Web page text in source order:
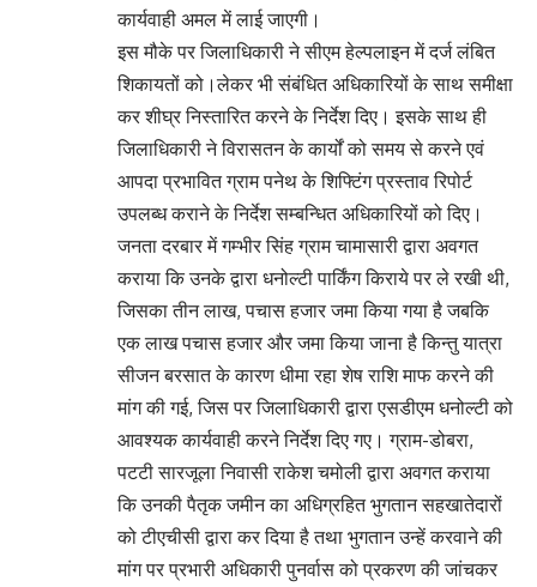
कार्यवाही अमल में लाई जाएगी।
इस मौके पर जिलाधिकारी ने सीएम हेल्पलाइन में दर्ज लंबित
शिकायतों को।लेकर भी संबंधित अधिकारियों के साथ समीक्षा
कर शीघ्र निस्तारित करने के निर्देश दिए। इसके साथ ही
जिलाधिकारी ने विरासतन के कार्यों को समय से करने एवं
आपदा प्रभावित ग्राम पनेथ के शिफ्टिंग प्रस्ताव रिपोर्ट
उपलब्ध कराने के निर्देश सम्बन्धित अधिकारियों को दिए।
जनता दरबार में गम्भीर सिंह ग्राम चामासारी द्वारा अवगत
कराया कि उनके द्वारा धनोल्टी पार्किंग किराये पर ले रखी थी,
जिसका तीन लाख, पचास हजार जमा किया गया है जबकि
एक लाख पचास हजार और जमा किया जाना है किन्तु यात्रा
सीजन बरसात के कारण धीमा रहा शेष राशि माफ करने की
मांग की गई, जिस पर जिलाधिकारी द्वारा एसडीएम धनोल्टी को
आवश्यक कार्यवाही करने निर्देश दिए गए। ग्राम-डोबरा,
पटटी सारजूला निवासी राकेश चमोली द्वारा अवगत कराया
कि उनकी पैतृक जमीन का अधिग्रहित भुगतान सहखातेदारों
को टीएचीसी द्वारा कर दिया है तथा भुगतान उन्हें करवाने की
मांग पर प्रभारी अधिकारी पुनर्वास को प्रकरण की जांचकर